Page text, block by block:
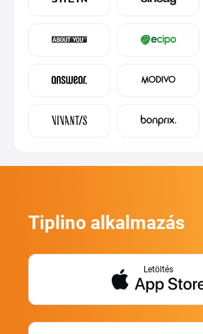
Tiplino alkalmazás
Letöltés